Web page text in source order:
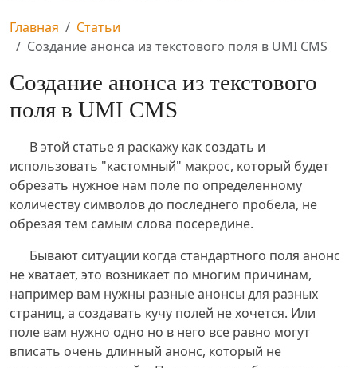
Главная
Статьи
Создание анонса из текстового поля в UMI CMS
Создание анонса из текстового
поля в UMI CMS
В этой статье я раскажу как создать и
использовать "кастомный" макрос, который будет
обрезать нужное нам поле по определенному
количеству символов до последнего пробела, не
обрезая тем самым слова посередине.
Бывают ситуации когда стандартного поля анонс
не хватает, это возникает по многим причинам,
например вам нужны разные анонсы для разных
страниц, а создавать кучу полей не хочется. Или
поле вам нужно одно но в него все равно могут
вписать очень длинный анонс, который не